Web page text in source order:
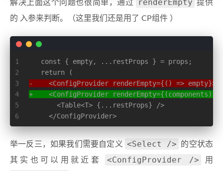
解决上面这个问题也很简单，通过 renderEmpty 提供
的 入参来判断。（这里我们还是用了 CP组件 ）
1
2
3
4
5
6
   const { empty, ...restProps } = props;
   return (
-    <ConfigProvider renderEmpty={() => empty}>
+    <ConfigProvider renderEmpty={(components)
       <Table<T> {...restProps} />
     </ConfigProvider>
举一反三，如果我们需要自定义 <Select />
的空状态
其实也可以用就近套
<ConfigProvider /> 用